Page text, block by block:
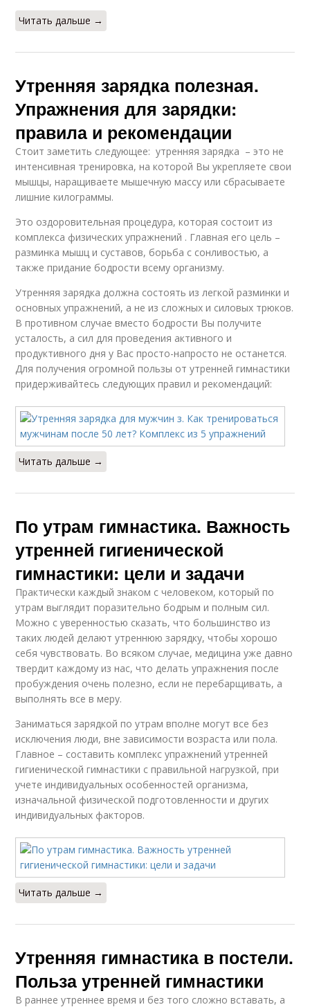
Читать дальше →
Утренняя зарядка полезная.
Упражнения для зарядки:
правила и рекомендации
Стоит заметить следующее: утренняя зарядка – это не
интенсивная тренировка, на которой Вы укрепляете свои
мышцы, наращиваете мышечную массу или сбрасываете
лишние килограммы.
Это оздоровительная процедура, которая состоит из
комплекса физических упражнений . Главная его цель –
разминка мышц и суставов, борьба с сонливостью, а
также придание бодрости всему организму.
Утренняя зарядка должна состоять из легкой разминки и
основных упражнений, а не из сложных и силовых трюков.
В противном случае вместо бодрости Вы получите
усталость, а сил для проведения активного и
продуктивного дня у Вас просто-напросто не останется.
Для получения огромной пользы от утренней гимнастики
придерживайтесь следующих правил и рекомендаций:
Читать дальше →
По утрам гимнастика. Важность
утренней гигиенической
гимнастики: цели и задачи
Практически каждый знаком с человеком, который по
утрам выглядит поразительно бодрым и полным сил.
Можно с уверенностью сказать, что большинство из
таких людей делают утреннюю зарядку, чтобы хорошо
себя чувствовать. Во всяком случае, медицина уже давно
твердит каждому из нас, что делать упражнения после
пробуждения очень полезно, если не перебарщивать, а
выполнять все в меру.
Заниматься зарядкой по утрам вполне могут все без
исключения люди, вне зависимости возраста или пола.
Главное – составить комплекс упражнений утренней
гигиенической гимнастики с правильной нагрузкой, при
учете индивидуальных особенностей организма,
изначальной физической подготовленности и других
индивидуальных факторов.
Читать дальше →
Утренняя гимнастика в постели.
Польза утренней гимнастики
В раннее утреннее время и без того сложно вставать, а